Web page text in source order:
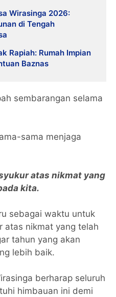
Wirasinga 2026:
di Tengah
Rapiah: Rumah Impian
Baznas
sembarangan selama
sama menjaga
atas nikmat yang
kita.
sebagai waktu untuk
atas nikmat yang telah
tahun yang akan
lebih baik.
berharap seluruh
himbauan ini demi